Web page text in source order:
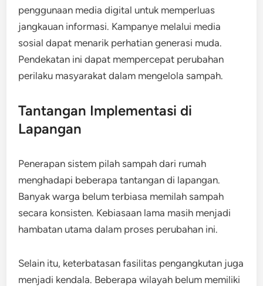
penggunaan media digital untuk memperluas
jangkauan informasi. Kampanye melalui media
sosial dapat menarik perhatian generasi muda.
Pendekatan ini dapat mempercepat perubahan
perilaku masyarakat dalam mengelola sampah.
Tantangan Implementasi di
Lapangan
Penerapan sistem pilah sampah dari rumah
menghadapi beberapa tantangan di lapangan.
Banyak warga belum terbiasa memilah sampah
secara konsisten. Kebiasaan lama masih menjadi
hambatan utama dalam proses perubahan ini.
Selain itu, keterbatasan fasilitas pengangkutan juga
menjadi kendala. Beberapa wilayah belum memiliki